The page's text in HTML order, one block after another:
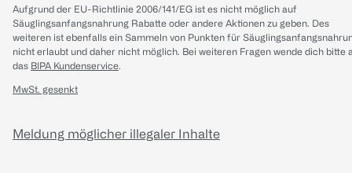
Aufgrund der EU-Richtlinie 2006/141/EG ist es nicht möglich auf
Säuglingsanfangsnahrung Rabatte oder andere Aktionen zu geben. Des
weiteren ist ebenfalls ein Sammeln von Punkten für
nicht erlaubt und daher nicht möglich. Bei weiteren Fragen wende dich bitte
das BIPA Kundenservice.
MwSt. gesenkt
Meldung möglicher illegaler Inhalte